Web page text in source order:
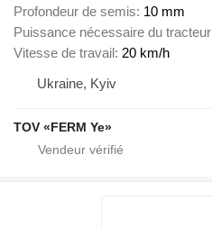
Profondeur de semis 10 mm
Puissance nécessaire du tracteur
Vitesse de travail 20 km/h
Ukraine, Kyiv
TOV «FERM Ye»